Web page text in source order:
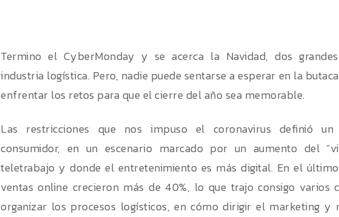
Termino el CyberMonday y se acerca la Navidad, dos
industria logística. Pero, nadie puede sentarse a esperar en la
enfrentar los retos para que el cierre del año sea memorable.
Las restricciones que nos impuso el coronavirus definió
consumidor, en un escenario marcado por un aumento del
teletrabajo y donde el entretenimiento es más digital. En el
ventas online crecieron más de 40%, lo que trajo consigo varios
organizar los procesos logísticos, en cómo dirigir el marketing y